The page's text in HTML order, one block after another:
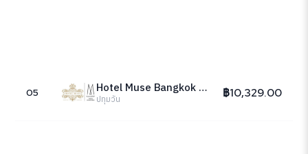
05 Hotel Muse Bangkok Langsuan
ปทุมวัน ฿10,329.00